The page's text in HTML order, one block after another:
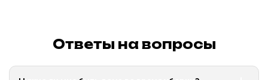
Ответы на вопросы